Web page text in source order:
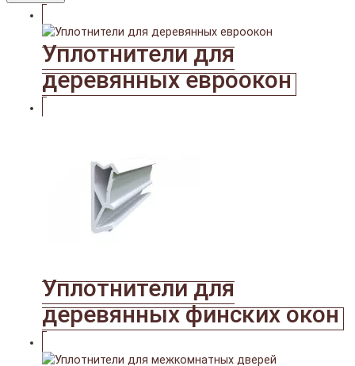
Уплотнители для
деревянных евроокон
Уплотнители для
деревянных финских окон